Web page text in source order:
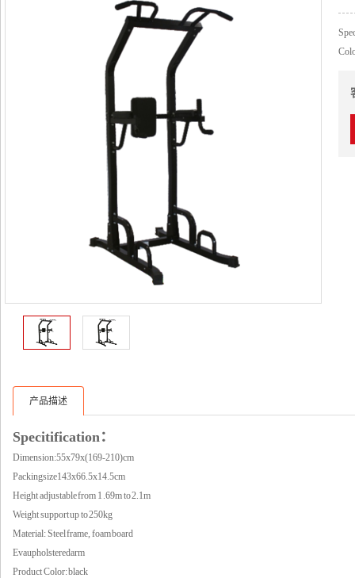
产品描述
Specitification：
Dimension:55x79x(169-210)cm
Packingsize143x66.5x14.5cm
Height adjustable from 1 .69m to 2.1m
Weight support up to 250kg
Material: Steel frame, foam board
Evaupholsteredarm
Product Color: black